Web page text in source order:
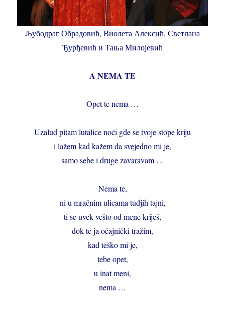
Љубодраг Обрадовић, Виолета Алексић, Светлана
Ђурђевић и Тања Милојевић
A NEMA TE
Opet te nema …
Uzalud pitam lutalice noći gde se tvoje stope kriju
i lažem kad kažem da svejedno mi je,
samo sebe i druge zavaravam …
Nema te,
ni u mračnim ulicama tudjih tajni,
ti se uvek vešto od mene kriješ,
dok te ja očajnički tražim,
kad teško mi je,
tebe opet,
u inat meni,
nema …